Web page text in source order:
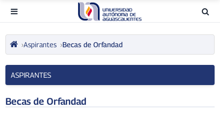
Aspirantes Becas de Orfandad
ASPIRANTES
Becas de Orfandad